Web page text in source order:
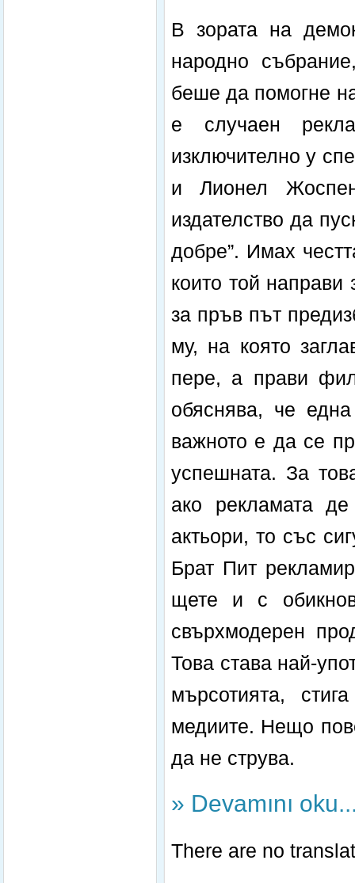
В зората на
народно
беше да помогне
е случаен
изключително у
и Лионел
издателство да
добре”. Имах
които той направи
за пръв път
му, на която
пере, а прави
обяснява, че
важното е да се
успешната. За
ако рекламата
актьори, то със
Брат Пит
щете и с
свърхмодерен
Това става най-
мърсотията,
медиите. Нещо
да не струва.
» Devamını
There are no